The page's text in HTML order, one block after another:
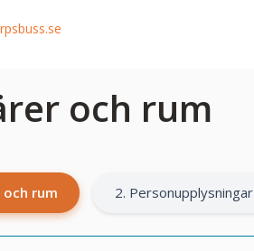
och rum
rum 2. Personupplysningar